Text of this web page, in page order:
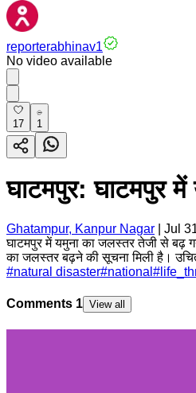
reporterabhinav1
No video available
17 1
घाटमपुर: घाटमपुर
Ghatampur, Kanpur Nagar
Jul
घाटमपुर में यमुना का जलस्तर तेजी से बढ़
का जलस्तर बढ़ने की सूचना मिली है।
#natural disaster#national #
Comments 1 View all